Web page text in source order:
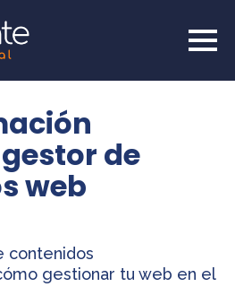
de
web
contenidos
gestionar tu web en el